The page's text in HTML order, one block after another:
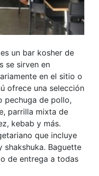
un bar kosher de
se sirven en
en el sitio o
ofrece una selección
pechuga de pollo,
parrilla mixta de
kebab y más.
que incluye
shakshuka. Baguette
de entrega a todas